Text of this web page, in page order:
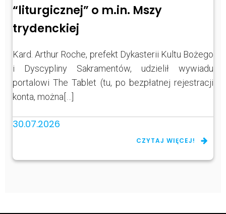
“liturgicznej” o m.in. Mszy
trydenckiej
Kard. Arthur Roche, prefekt Dykasterii Kultu Bożego
i Dyscypliny Sakramentów, udzielił wywiadu
portalowi The Tablet (tu, po bezpłatnej rejestracji
konta, można[…]
30.07.2026
CZYTAJ WIĘCEJ!